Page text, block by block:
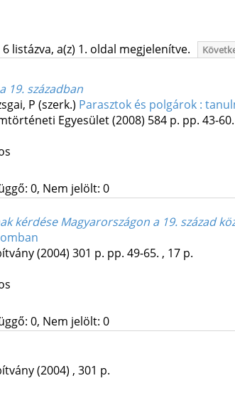
listázva, a(z) 1. oldal megjelenítve.
19. században
P (szerk.) Parasztok és polgárok :
Egyesület(2008) 584 p. pp. 43-
0, Nem jelölt: 0
kérdése Magyarországon a 19. század
(2004) 301 p. pp. 49-65. , 17 p.
0, Nem jelölt: 0
(2004) , 301 p.